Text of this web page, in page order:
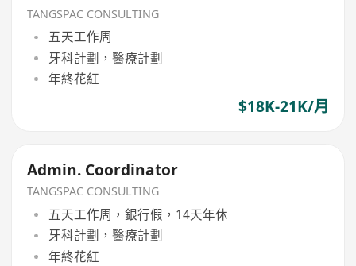
TANGSPAC CONSULTING
五天工作周
牙科計劃，醫療計劃
年終花紅
$18K-21K/月
Admin. Coordinator
TANGSPAC CONSULTING
五天工作周，銀行假，14天年休
牙科計劃，醫療計劃
年終花紅